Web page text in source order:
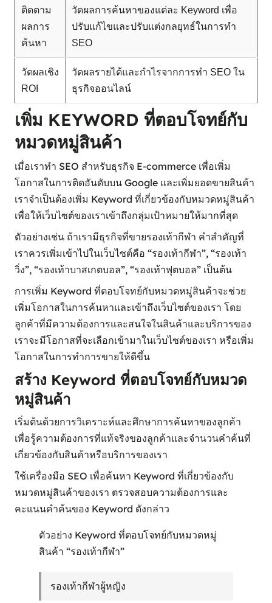
ติดตาม
ผลการ
ค้นหา
วัดผลการค้นหาของแต่ละ Keyword เพื่อ
ปรับแก้ไขและปรับแต่งกลยุทธ์ในการทำ
SEO
วัดผลเชิง
ROI
วัดผลรายได้และกำไรจากการทำ SEO ใน
ธุรกิจออนไลน์
เพิ่ม KEYWORD ที่ตอบโจทย์กับ
หมวดหมู่สินค้า
เมื่อเราทำ SEO สำหรับธุรกิจ E-commerce เพื่อเพิ่ม
โอกาสในการติดอันดับบน Google และเพิ่มยอดขายสินค้า
เราจำเป็นต้องเพิ่ม Keyword ที่เกี่ยวข้องกับหมวดหมู่สินค้า
เพื่อให้เว็บไซต์ของเราเข้าถึงกลุ่มเป้าหมายให้มากที่สุด
ตัวอย่างเช่น ถ้าเรามีธุรกิจที่ขายรองเท้ากีฬา คำสำคัญที่
เราควรเพิ่มเข้าไปในเว็บไซต์คือ “รองเท้ากีฬา”, “รองเท้า
วิ่ง”, “รองเท้าบาสเกตบอล”, “รองเท้าฟุตบอล” เป็นต้น
การเพิ่ม Keyword ที่ตอบโจทย์กับหมวดหมู่สินค้าจะช่วย
เพิ่มโอกาสในการค้นหาและเข้าถึงเว็บไซต์ของเรา โดย
ลูกค้าที่มีความต้องการและสนใจในสินค้าและบริการของ
เราจะมีโอกาสที่จะเลือกเข้ามาในเว็บไซต์ของเรา หรือเพิ่ม
โอกาสในการทำการขายให้ดีขึ้น
สร้าง Keyword ที่ตอบโจทย์กับหมวด
หมู่สินค้า
เริ่มต้นด้วยการวิเคราะห์และศึกษาการค้นหาของลูกค้า
เพื่อรู้ความต้องการที่แท้จริงของลูกค้าและจำนวนคำค้นที่
เกี่ยวข้องกับสินค้าหรือบริการของเรา
ใช้เครื่องมือ SEO เพื่อค้นหา Keyword ที่เกี่ยวข้องกับ
หมวดหมู่สินค้าของเรา ตรวจสอบความต้องการและ
คะแนนคำค้นของ Keyword ดังกล่าว
ตัวอย่าง Keyword ที่ตอบโจทย์กับหมวดหมู่
สินค้า “รองเท้ากีฬา”
รองเท้ากีฬาผู้หญิง